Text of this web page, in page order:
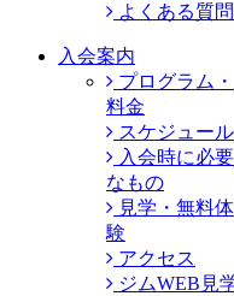
よくある質問
入会案内
プログラム・
料金
スケジュール
入会時に必要
なもの
見学・無料体
験
アクセス
ジムWEB見